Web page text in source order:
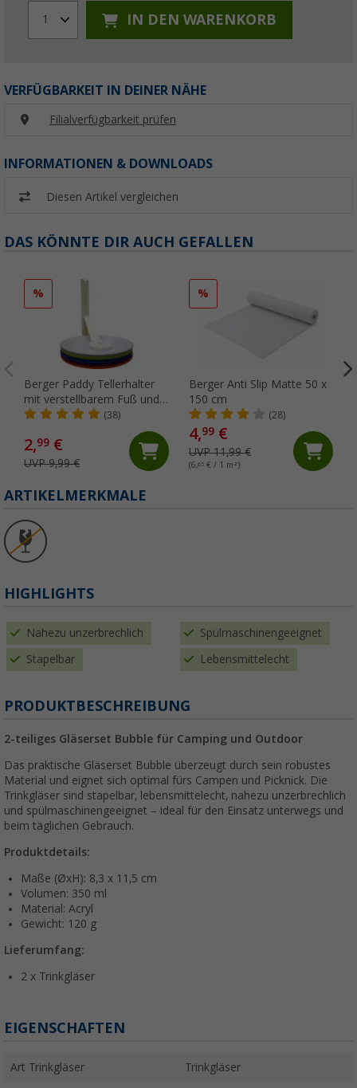
1 IN DEN WARENKORB
VERFÜGBARKEIT IN DEINER NÄHE
Filialverfügbarkeit prüfen
INFORMATIONEN & DOWNLOADS
Diesen Artikel vergleichen
DAS KÖNNTE DIR AUCH GEFALLEN
%
Berger Paddy Tellerhalter
mit verstellbarem Fuß und
Anti-Rutsch-Auflage
(38)
2,99 €
UVP 9,99 €
%
Berger Anti Slip Matte 50 x
150 cm
(28)
4,99€
UVP 11,99 €
(6,65€ / 1 m²)
ARTIKELMERKMALE
HIGHLIGHTS
Nahezu unzerbrechlich Spülmaschinengeeignet
Stapelbar Lebensmittelecht
PRODUKTBESCHREIBUNG
2-teiliges Gläserset Bubble für Camping und Outdoor
Das praktische Gläserset Bubble überzeugt durch sein robustes
Material und eignet sich optimal fürs Campen und Picknick. Die
Trinkgläser sind stapelbar, lebensmittelecht, nahezu unzerbrechlich
und spülmaschinengeeignet – ideal für den Einsatz unterwegs und
beim täglichen Gebrauch.
Produktdetails:
Maße (ØxH): 8,3 x 11,5 cm
Volumen: 350 ml
Material: Acryl
Gewicht: 120 g
Lieferumfang:
2 x Trinkgläser
EIGENSCHAFTEN
Art Trinkgläser Trinkgläser